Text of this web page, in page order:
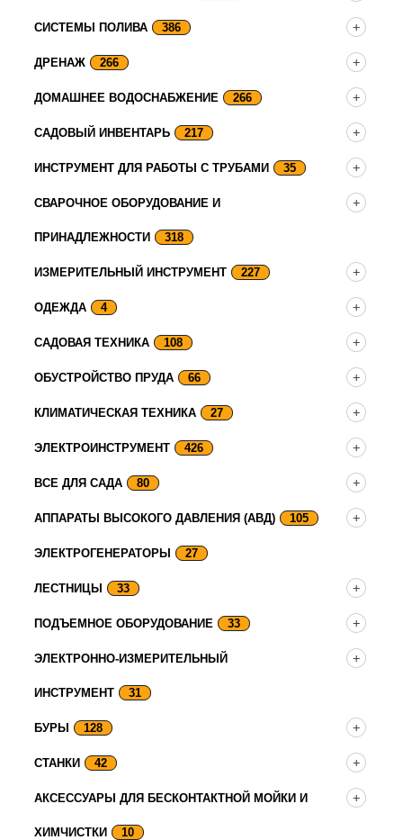
СИСТЕМЫ ПОЛИВА 386
ДРЕНАЖ 266
ДОМАШНЕЕ ВОДОСНАБЖЕНИЕ 266
САДОВЫЙ ИНВЕНТАРЬ 217
ИНСТРУМЕНТ ДЛЯ РАБОТЫ С ТРУБАМИ 35
СВАРОЧНОЕ ОБОРУДОВАНИЕ И
ПРИНАДЛЕЖНОСТИ 318
ИЗМЕРИТЕЛЬНЫЙ ИНСТРУМЕНТ 227
ОДЕЖДА 4
САДОВАЯ ТЕХНИКА 108
ОБУСТРОЙСТВО ПРУДА 66
КЛИМАТИЧЕСКАЯ ТЕХНИКА 27
ЭЛЕКТРОИНСТРУМЕНТ 426
ВСЕ ДЛЯ САДА 80
АППАРАТЫ ВЫСОКОГО ДАВЛЕНИЯ (АВД) 105
ЭЛЕКТРОГЕНЕРАТОРЫ 27
ЛЕСТНИЦЫ 33
ПОДЪЕМНОЕ ОБОРУДОВАНИЕ 33
ЭЛЕКТРОННО-ИЗМЕРИТЕЛЬНЫЙ
ИНСТРУМЕНТ 31
БУРЫ 128
СТАНКИ 42
АКСЕССУАРЫ ДЛЯ БЕСКОНТАКТНОЙ МОЙКИ И
ХИМЧИСТКИ 10